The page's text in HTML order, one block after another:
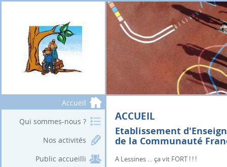
Accueil
Qui sommes-nous ?
Nos activités
Public accueilli
ACCUEIL
Etablissement
de la Communauté
A Lessines … ça vit FORT ! ! !